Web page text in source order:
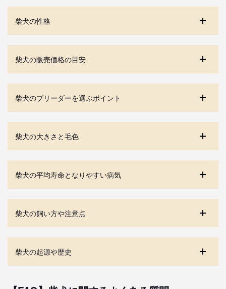
柴犬の性格
柴犬の販売価格の目安
柴犬のブリーダーを選ぶポイント
柴犬の大きさと毛色
柴犬の平均寿命となりやすい病気
柴犬の飼い方や注意点
柴犬の起源や歴史